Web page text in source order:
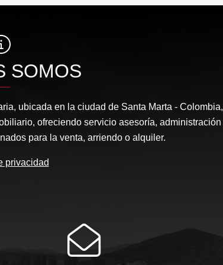
SOMOS
ubicada en la ciudad de Santa Marta - Colombia,
ofreciendo servicio asesoría, administración
para la venta, arriendo o alquiler.
privacidad